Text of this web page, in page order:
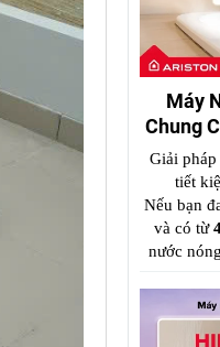
Máy
Chung
Giải
tiết
Nếu bạn
và có từ
nước
nước